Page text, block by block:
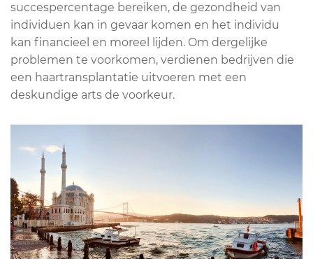
succespercentage bereiken, de gezondheid van
individuen kan in gevaar komen en het individu
kan financieel en moreel lijden. Om dergelijke
problemen te voorkomen, verdienen bedrijven die
een haartransplantatie uitvoeren met een
deskundige arts de voorkeur.